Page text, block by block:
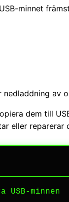
minnet
av
dem till
eller reparerar
minnen